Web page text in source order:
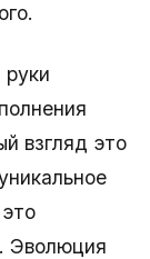
взгляд это
Эволюция